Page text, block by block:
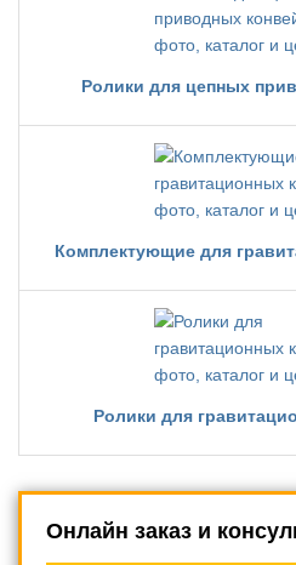
Ролики для цепных
Комплектующие для
Ролики для
Онлайн заказ и